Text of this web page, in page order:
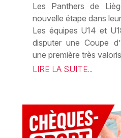
Les Panthers de
nouvelle étape dans
Les équipes U14 et
disputer une Coupe
une première très
LIRE LA SUITE...